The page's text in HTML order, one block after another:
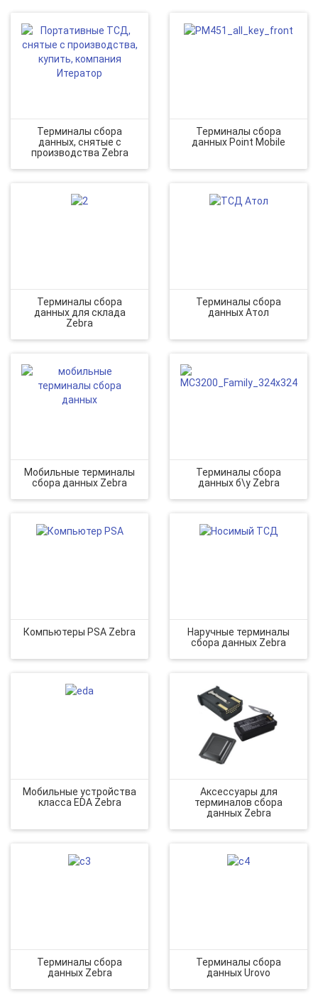
Терминалы сбора
данных, снятые с
производства Zebra
Терминалы сбора
данных Point Mobile
Терминалы сбора
данных для склада
Zebra
Терминалы сбора
данных Атол
Мобильные терминалы
сбора данных Zebra
Терминалы сбора
данных б\у Zebra
Компьютеры PSA Zebra
Наручные терминалы
сбора данных Zebra
Мобильные устройства
класса EDA Zebra
Аксессуары для
терминалов сбора
данных Zebra
Терминалы сбора
данных Zebra
Терминалы сбора
данных Urovo